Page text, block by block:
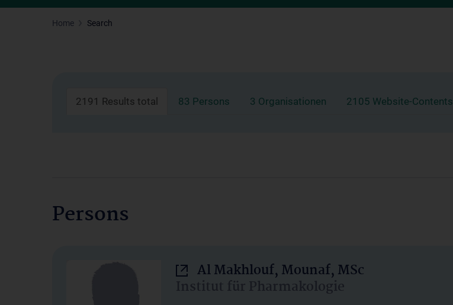
Home Search
2191 Results total 83 Persons 3 Organisationen 2105 Website-Contents
Persons
Al Makhlouf, Mounaf, MSc
Institut für Pharmakologie